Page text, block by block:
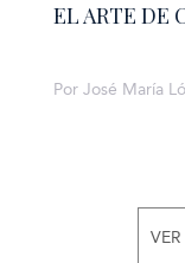
EL ARTE DE
Por José María